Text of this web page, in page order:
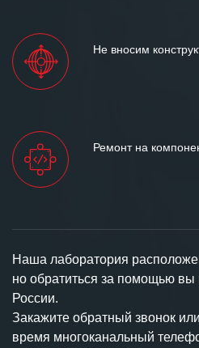
Не вносим
Ремонт на
Наша лаборатория
но обратиться за помощью вы
России.
Закажите обратный звонок
время многоканальный